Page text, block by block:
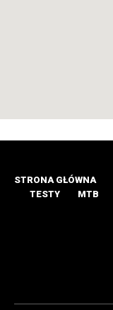
STRONA GŁÓWNA
TESTY
MTB